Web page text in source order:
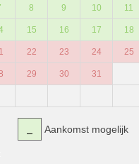
8 9 10 11
15 16 17 18
22 23 24 25
29 30 31
Aankomst mogelijk